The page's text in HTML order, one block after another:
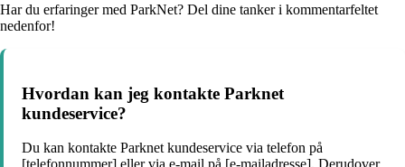
Har du erfaringer med ParkNet? Del dine tanker i kommentarfeltet
nedenfor!
Hvordan kan jeg kontakte Parknet
kundeservice?
Du kan kontakte Parknet kundeservice via telefon på